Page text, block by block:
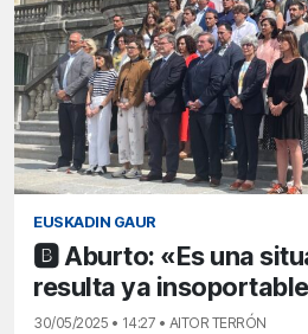
EUSKADIN GAUR
🅱️ Aburto: «Es una
resulta ya
30/05/2025 • 14:27 • AITOR TERRÓN